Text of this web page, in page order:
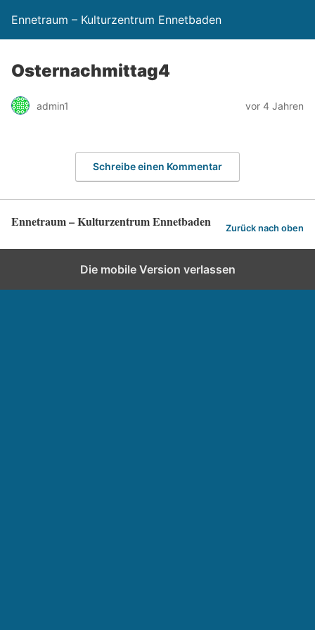
Ennetraum – Kulturzentrum Ennetbaden
Osternachmittag4
admin1 vor 4 Jahren
Schreibe einen Kommentar
Ennetraum – Kulturzentrum Ennetbaden Zurück nach oben
Die mobile Version verlassen